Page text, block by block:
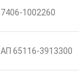
7406-1002260
АП 65116-3913300